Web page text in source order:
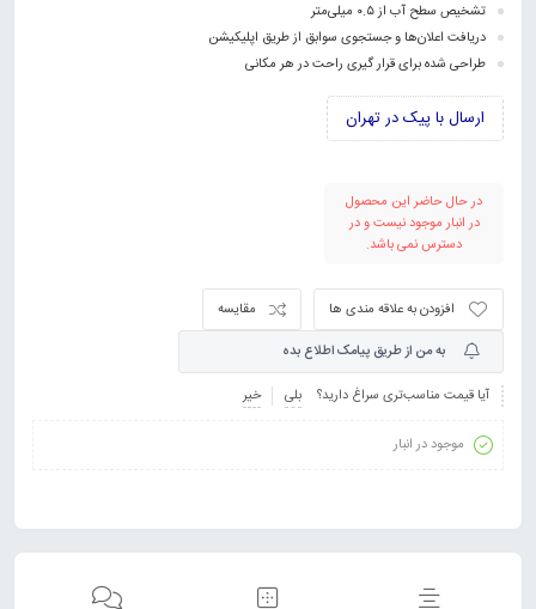
تشخیص سطح آب از ۰.۵ میلی‌متر
دریافت اعلان‌ها و جستجوی سوابق از طریق اپلیکیشن
طراحی شده برای قرار گیری راحت در هر مکانی
ارسال با پیک در تهران
در حال حاضر این محصول
در انبار موجود نیست و در
دسترس نمی باشد.
مقایسه
افزودن به علاقه مندی ها
به من از طریق پیامک اطلاع بده
آیا قیمت مناسب‌تری سراغ دارید؟ بلی خیر
موجود در انبار